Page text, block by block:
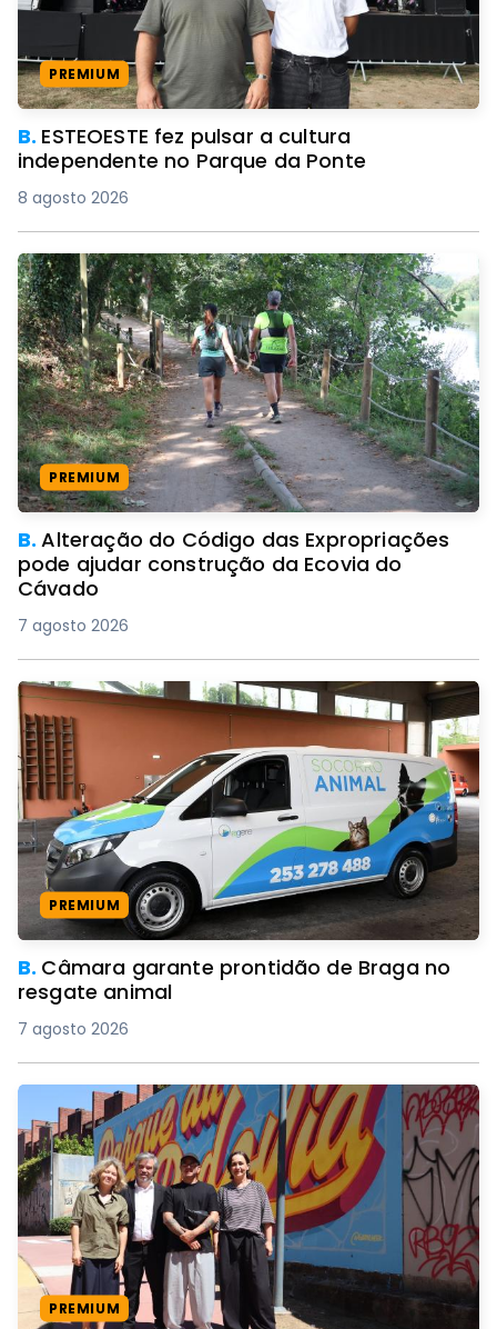
PREMIUM
B. ESTEOESTE fez pulsar a cultura
independente no Parque da Ponte
8 agosto 2026
PREMIUM
B.Alteração do Código das Expropriações
pode ajudar construção da Ecovia do
Cávado
7 agosto 2026
PREMIUM
B. Câmara garante prontidão de Braga no
resgate animal
7 agosto 2026
PREMIUM